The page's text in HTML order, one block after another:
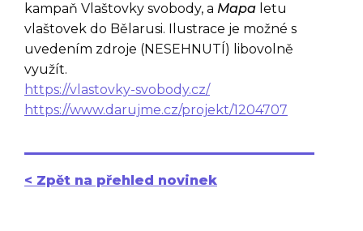
kampaň Vlaštovky svobody, a Mapa letu
vlaštovek do Bělarusi. Ilustrace je možné s
uvedením zdroje (NESEHNUTÍ) libovolně
využít.
https://vlastovky-svobody.cz/
https://www.darujme.cz/projekt/1204707
< Zpět na přehled novinek